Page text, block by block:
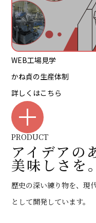
WEB工場見学
かね貞の生産体制
詳しくはこちら
PRODUCT
アイデアの
美味しさを。
歴史の深い練り物を、現
として開発しています。